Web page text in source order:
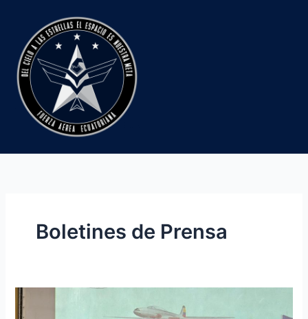
contenido
Boletines de Prensa
Ala
de